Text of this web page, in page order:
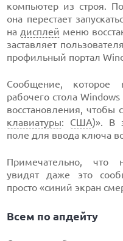
компьютер из строя.
она перестает
на дисплей меню
заставляет
профильный портал
Сообщение, которое
рабочего стола
восстановления, чтобы
клавиатуры: США)». В
поле для ввода ключа
Примечательно, что
увидят даже это
просто «синий экран
Всем по апдейту